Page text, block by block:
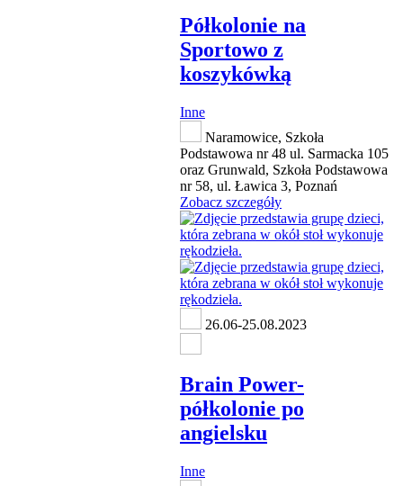
Półkolonie na
Sportowo z
koszykówką
Inne
Naramowice, Szkoła
Podstawowa nr 48 ul. Sarmacka 105
oraz Grunwald, Szkoła Podstawowa
nr 58, ul. Ławica 3, Poznań
Zobacz szczegóły
26.06-25.08.2023
Brain Power-
półkolonie po
angielsku
Inne